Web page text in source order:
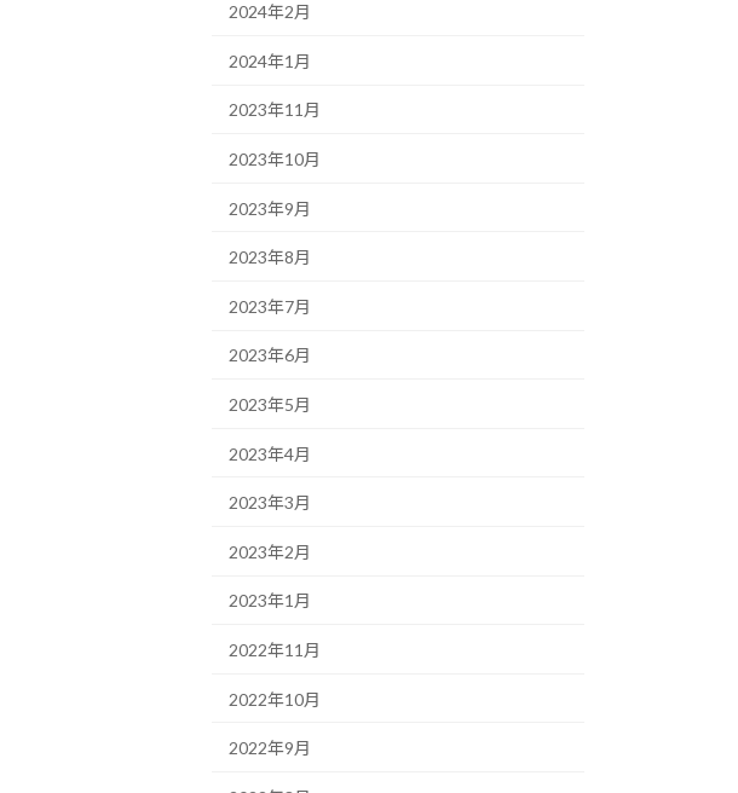
2024年2月
2024年1月
2023年11月
2023年10月
2023年9月
2023年8月
2023年7月
2023年6月
2023年5月
2023年4月
2023年3月
2023年2月
2023年1月
2022年11月
2022年10月
2022年9月